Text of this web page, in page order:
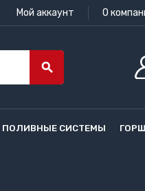
Мой аккаунт О
search
ПОЛИВНЫЕ СИСТЕМЫ